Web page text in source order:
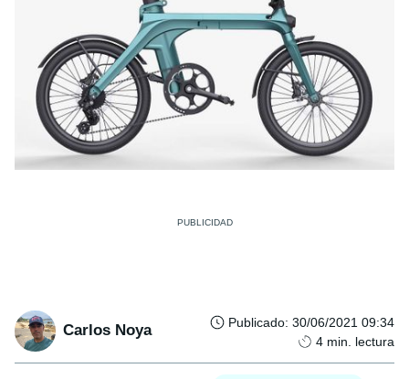
Carlos Noya Publicado: 30/06/2021 09:34
4 min. lectura